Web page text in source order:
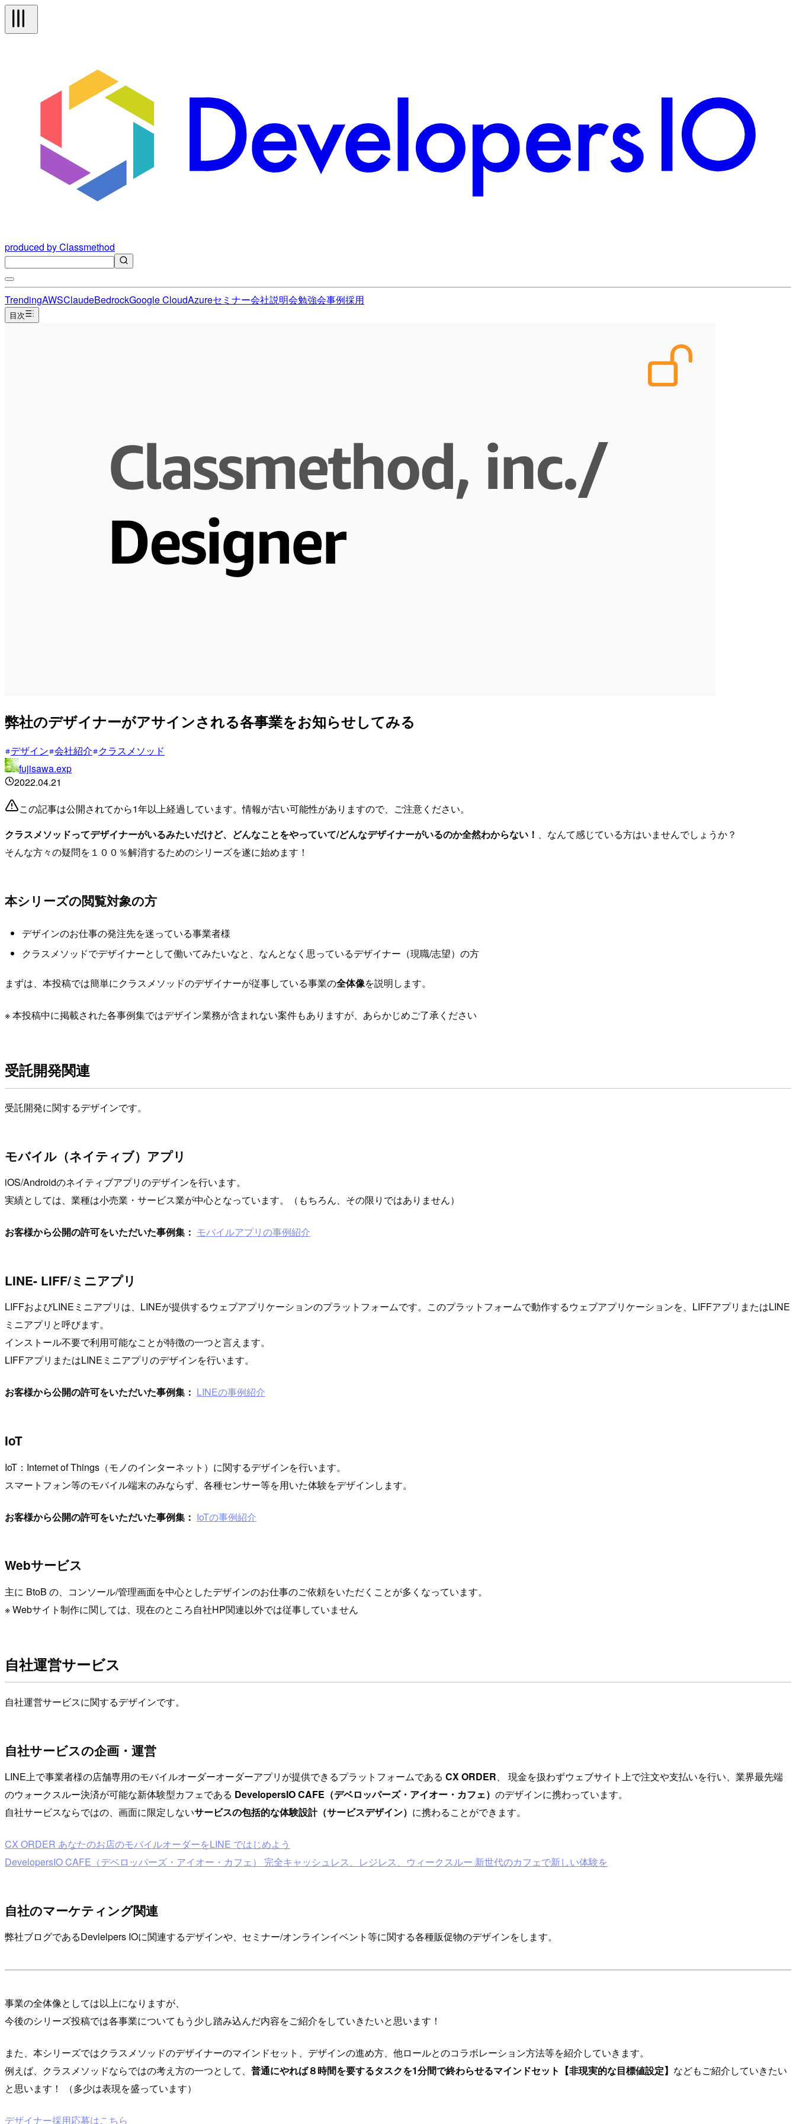
produced by Classmethod
TrendingAWSClaudeBedrockGoogle CloudAzureセミナー会社説明会勉強会事例採用
目次
弊社のデザイナーがアサインされる各事業をお知らせしてみる
デザイン 会社紹介 クラスメソッド
fujisawa.exp
2022.04.21
この記事は公開されてから1年以上経過しています。情報が古い可能性がありますので、ご注意ください。
クラスメソッドってデザイナーがいるみたいだけど、どんなことをやっていて/どんなデザイナーがいるのか全然わからない！ 、なんて感じている方はいませんでしょうか？
そんな方々の疑問を１００％解消するためのシリーズを遂に始めます！
本シリーズの閲覧対象の方
デザインのお仕事の発注先を迷っている事業者様
クラスメソッドでデザイナーとして働いてみたいなと、なんとなく思っているデザイナー（現職/志望）の方
まずは、本投稿では簡単にクラスメソッドのデザイナーが従事している事業の全体像を説明します。
※ 本投稿中に掲載された各事例集ではデザイン業務が含まれない案件もありますが、あらかじめご了承ください
受託開発関連
受託開発に関するデザインです。
モバイル（ネイティブ）アプリ
iOS/Androidのネイティブアプリのデザインを行います。
実績としては、業種は小売業・サービス業が中心となっています。（もちろん、その限りではありません）
お客様から公開の許可をいただいた事例集： モバイルアプリの事例紹介
LINE- LIFF/ミニアプリ
LIFFおよびLINEミニアプリは、LINEが提供するウェブアプリケーションのプラットフォームです。このプラットフォームで動作するウェブアプリケーションを、LIFFアプリまたはLINE
ミニアプリと呼びます。
インストール不要で利用可能なことが特徴の一つと言えます。
LIFFアプリまたはLINEミニアプリのデザインを行います。
お客様から公開の許可をいただいた事例集： LINEの事例紹介
IoT
IoT：Internet of Things（モノのインターネット）に関するデザインを行います。
スマートフォン等のモバイル端末のみならず、各種センサー等を用いた体験をデザインします。
お客様から公開の許可をいただいた事例集： IoTの事例紹介
Webサービス
主に BtoB の、コンソール/管理画面を中心としたデザインのお仕事のご依頼をいただくことが多くなっています。
※ Webサイト制作に関しては、現在のところ自社HP関連以外では従事していません
自社運営サービス
自社運営サービスに関するデザインです。
自社サービスの企画・運営
LINE上で事業者様の店舗専用のモバイルオーダーオーダーアプリが提供できるプラットフォームである CX ORDER、 現金を扱わずウェブサイト上で注文や支払いを行い、業界最先端
のウォークスルー決済が可能な新体験型カフェである DevelopersIO CAFE（デベロッパーズ・アイオー・カフェ） のデザインに携わっています。
自社サービスならではの、画面に限定しないサービスの包括的な体験設計（サービスデザイン） に携わることができます。
CX ORDER あなたのお店のモバイルオーダーをLINE ではじめよう
DevelopersIO CAFE（デベロッパーズ・アイオー・カフェ） 完全キャッシュレス、レジレス、ウィークスルー 新世代のカフェで新しい体験を
自社のマーケティング関連
弊社ブログであるDevlelpers IOに関連するデザインや、セミナー/オンラインイベント等に関する各種販促物のデザインをします。
事業の全体像としては以上になりますが、
今後のシリーズ投稿では各事業についてもう少し踏み込んだ内容をご紹介をしていきたいと思います！
また、本シリーズではクラスメソッドのデザイナーのマインドセット、デザインの進め方、他ロールとのコラボレーション方法等を紹介していきます。
例えば、クラスメソッドならではの考え方の一つとして、 普通にやれば８時間を要するタスクを1分間で終わらせるマインドセット【非現実的な目標値設定】 などもご紹介していきたい
と思います！ （多少は表現を盛っています）
デザイナー採用応募はこちら